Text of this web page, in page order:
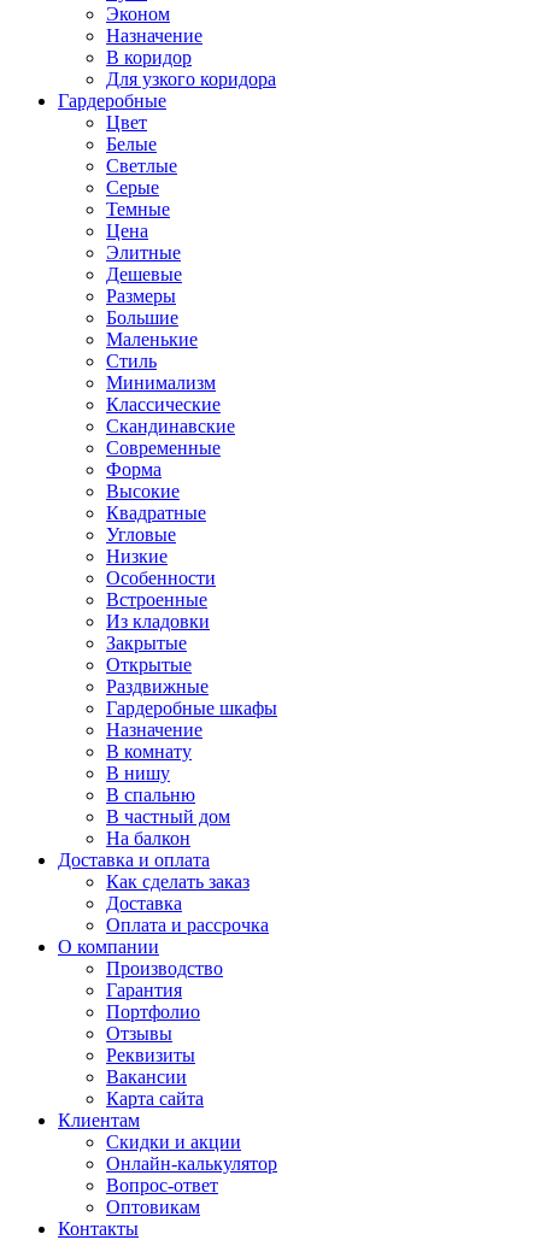
Эконом
Назначение
В коридор
Для узкого коридора
Гардеробные
Цвет
Белые
Светлые
Серые
Темные
Цена
Элитные
Дешевые
Размеры
Большие
Маленькие
Стиль
Минимализм
Классические
Скандинавские
Современные
Форма
Высокие
Квадратные
Угловые
Низкие
Особенности
Встроенные
Из кладовки
Закрытые
Открытые
Раздвижные
Гардеробные шкафы
Назначение
В комнату
В нишу
В спальню
В частный дом
На балкон
Доставка и оплата
Как сделать заказ
Доставка
Оплата и рассрочка
О компании
Производство
Гарантия
Портфолио
Отзывы
Реквизиты
Вакансии
Карта сайта
Клиентам
Скидки и акции
Онлайн-калькулятор
Вопрос-ответ
Оптовикам
Контакты